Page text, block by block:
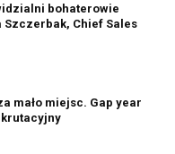
bohaterowie
Chief Sales
mało miejsc. Gap year